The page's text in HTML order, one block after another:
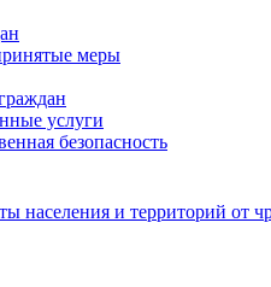
меры
услуги
безопасность
населения и территорий от